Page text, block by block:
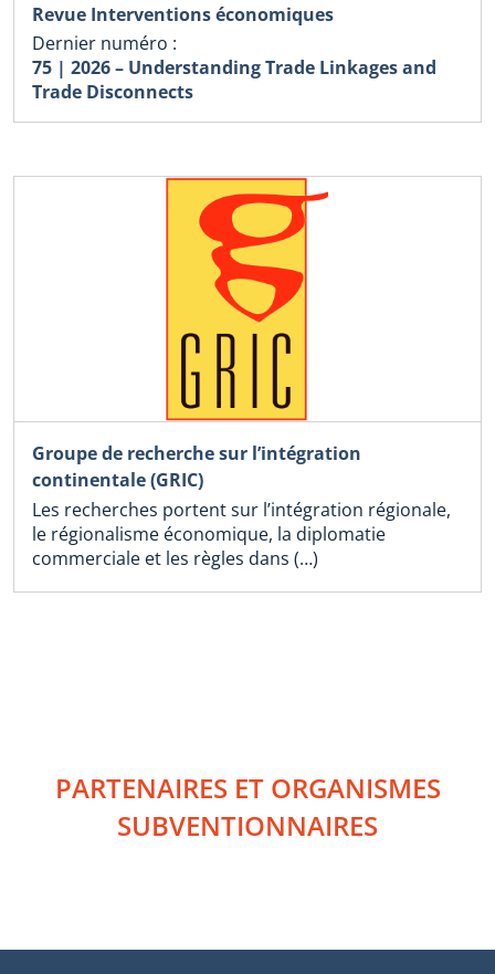
Revue Interventions économiques
Dernier numéro :
75 | 2026 – Understanding Trade Linkages and
Trade Disconnects
Groupe de recherche sur l’intégration
continentale (GRIC)
Les recherches portent sur l’intégration régionale,
le régionalisme économique, la diplomatie
commerciale et les règles dans (…)
PARTENAIRES ET ORGANISMES
SUBVENTIONNAIRES